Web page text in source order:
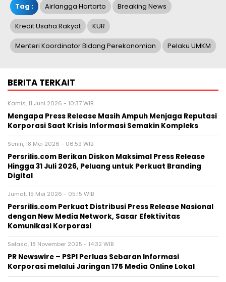
Tag : Airlangga Hartarto Breaking News
Kredit Usaha Rakyat KUR
Menteri Koordinator Bidang Perekonomian Pelaku UMKM
BERITA TERKAIT
Kamis, 11 Juni 2026 - 10:37 WIB
Mengapa Press Release Masih Ampuh Menjaga Reputasi
Korporasi Saat Krisis Informasi Semakin Kompleks
Senin, 18 Mei 2026 - 06:59 WIB
Persrilis.com Berikan Diskon Maksimal Press Release
Hingga 31 Juli 2026, Peluang untuk Perkuat Branding
Digital
Jumat, 15 Mei 2026 - 05:15 WIB
Persrilis.com Perkuat Distribusi Press Release Nasional
dengan New Media Network, Sasar Efektivitas
Komunikasi Korporasi
Selasa, 18 November 2025 - 14:32 WIB
PR Newswire – PSPI Perluas Sebaran Informasi
Korporasi melalui Jaringan 175 Media Online Lokal